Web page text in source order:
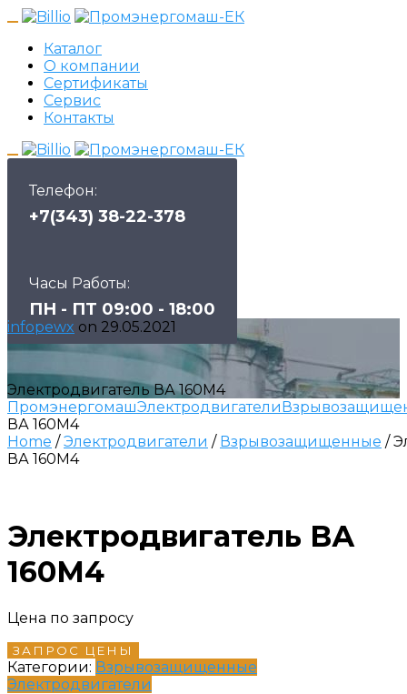
Каталог
О компании
Сертификаты
Сервис
Контакты
Телефон:
+7(343) 38-22-378
Часы Работы:
ПН - ПТ 09:00 - 18:00
infopewx on 29.05.2021
Электродвигатель ВА 160M4
ПромэнергомашЭлектродвигатели
ВА 160M4
Home /Электродвигатели / Взрывозащищенные /
ВА 160M4
Электродвигатель ВА
160M4
Цена по запросу
ЗАПРОС ЦЕНЫ
Категории: Взрывозащищенные
Электродвигатели